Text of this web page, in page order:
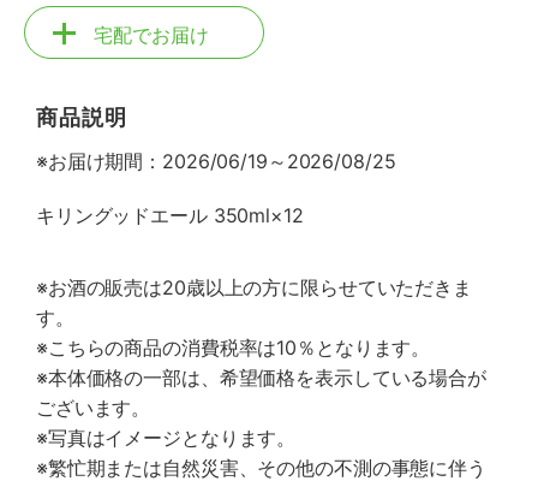
宅配でお届け
商品説明
※お届け期間：2026/06/19～2026/08/25
キリングッドエール 350ml×12
※お酒の販売は20歳以上の方に限らせていただきま
す。
※こちらの商品の消費税率は10％となります。
※本体価格の一部は、希望価格を表示している場合が
ございます。
※写真はイメージとなります。
※繁忙期または自然災害、その他の不測の事態に伴う